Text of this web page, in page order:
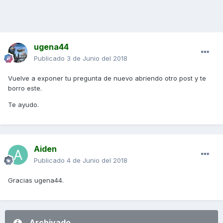
ugena44
Publicado 3 de Junio del 2018
Vuelve a exponer tu pregunta de nuevo abriendo otro post y te
borro este.
Te ayudo.
Aiden
Publicado 4 de Junio del 2018
Gracias ugena44.